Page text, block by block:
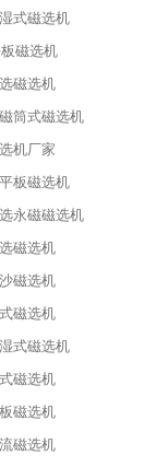
式磁选机
磁选机
磁选机
筒式磁选机
机厂家
板磁选机
永磁磁选机
磁选机
磁选机
磁选机
式磁选机
磁选机
磁选机
磁选机